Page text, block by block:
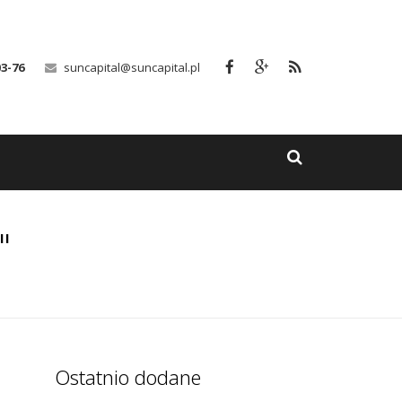
76 suncapital@suncapital.pl
Ostatnio dodane